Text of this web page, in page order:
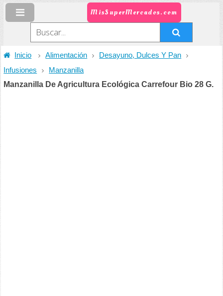
MisSuperMercados.com
Inicio Alimentación
Desayuno, Dulces Y Pan
Infusiones
Manzanilla
Manzanilla De Agricultura Ecológica Carrefour Bio 28 G.